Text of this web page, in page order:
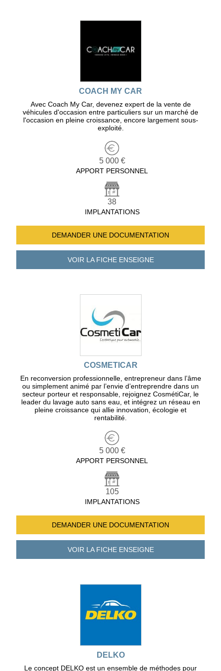
COACH MY CAR
Avec Coach My Car, devenez expert de la vente de
véhicules d'occasion entre particuliers sur un marché de
l'occasion en pleine croissance, encore largement sous-
exploité.
5 000 €
APPORT PERSONNEL
38
IMPLANTATIONS
DEMANDER UNE DOCUMENTATION
VOIR LA FICHEENSEIGNE
COSMETICAR
En reconversion professionnelle, entrepreneur dans l’âme
ou simplement animé par l’envie d’entreprendre dans un
secteur porteur et responsable, rejoignez CosmétiCar, le
leader du lavage auto sans eau, et intégrez un réseau en
pleine croissance qui allie innovation, écologie et
rentabilité.
5 000 €
APPORT PERSONNEL
105
IMPLANTATIONS
DEMANDER UNE DOCUMENTATION
VOIR LA FICHEENSEIGNE
DELKO
Le concept DELKO est un ensemble de méthodes pour